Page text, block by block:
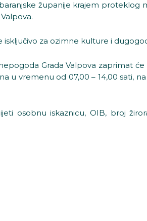
županije krajem proteklog
za ozimne kulture i
Grada Valpova zaprimat će
u vremenu od 07,00 – 14,00 sati,
osobnu iskaznicu, OIB, broj